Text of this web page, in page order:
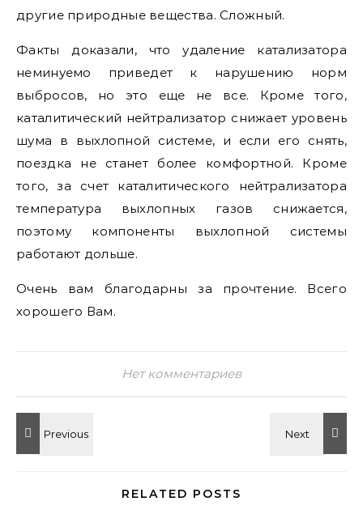
другие природные вещества. Сложный.
Факты доказали, что удаление катализатора
неминуемо приведет к нарушению норм
выбросов, но это еще не все. Кроме того,
каталитический нейтрализатор снижает уровень
шума в выхлопной системе, и если его снять,
поездка не станет более комфортной. Кроме
того, за счет каталитического нейтрализатора
температура выхлопных газов снижается,
поэтому компоненты выхлопной системы
работают дольше.
Очень вам благодарны за прочтение. Всего
хорошего Вам.
Нет комментариев
RELATED POSTS